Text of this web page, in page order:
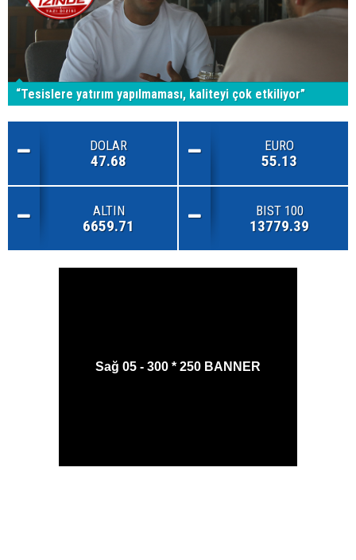
“Tesislere yatırım yapılmaması, kaliteyi çok etkiliyor”
DOLAR
47.68
EURO
55.13
ALTIN
6659.71
BIST 100
13779.39
Sağ 05 - 300 * 250 BANNER